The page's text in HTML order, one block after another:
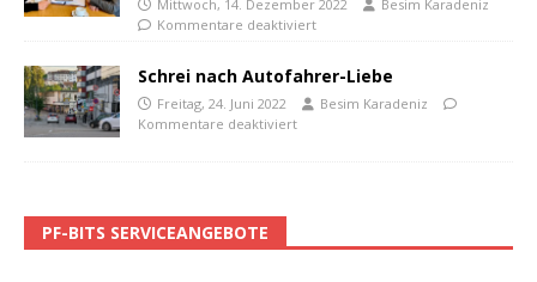
Mittwoch, 14. Dezember 2022
Besim Karadeniz
Kommentare deaktiviert
Schrei nach Autofahrer-Liebe
Freitag, 24. Juni 2022
Besim Karadeniz
Kommentare deaktiviert
PF-BITS SERVICEANGEBOTE